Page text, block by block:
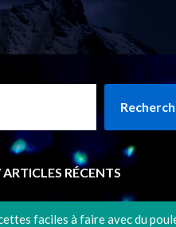
RÉCENTS
faciles à faire avec du